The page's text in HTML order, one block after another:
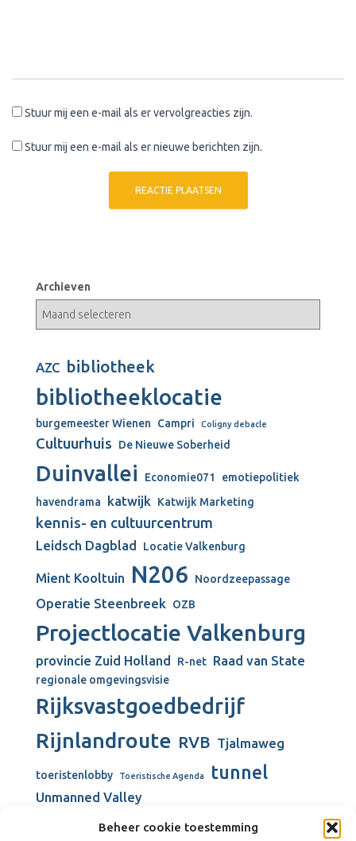
Beheer cookie toestemming
Stuur mij een e-mail als er vervolgreacties zijn.
Stuur mij een e-mail als er nieuwe berichten zijn.
Archieven
AZC bibliotheek
bibliotheeklocatie
burgemeester Wienen Campri Coligny debacle
Cultuurhuis De Nieuwe Soberheid
Duinvallei Economie071
emotiepolitiek
havendrama
katwijk Katwijk Marketing
kennis- en cultuurcentrum
Leidsch Dagblad Locatie Valkenburg
Mient Kooltuin N206 Noordzeepassage
Operatie Steenbreek OZB
Projectlocatie Valkenburg
provincie Zuid Holland R-net Raad van State
regionale omgevingsvisie
Rijksvastgoedbedrijf
Rijnlandroute RVB Tjalmaweg
toeristenlobby Toeristische Agenda tunnel
Unmanned Valley
Unmanned Valley Valkenburg